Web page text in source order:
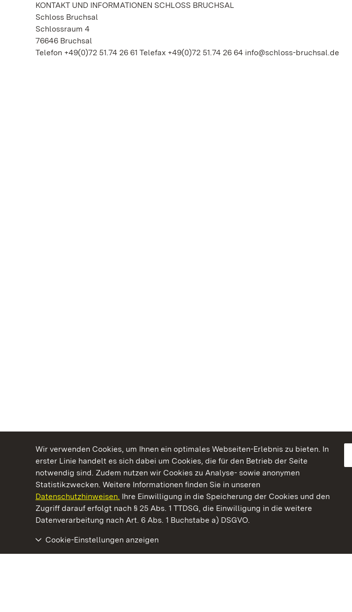
Wir verwenden Cookies, um Ihnen ein optimales Webseiten-Erlebnis zu bieten. In
erster Linie handelt es sich dabei um Cookies, die für den Betrieb der Seite
notwendig sind. Zudem nutzen wir Cookies zu Analyse- sowie anonymen
Statistikzwecken. Weitere Informationen finden Sie in unseren
Datenschutzhinweisen. Ihre Einwilligung in die Speicherung der Cookies und den
Zugriff darauf erfolgt nach § 25 Abs. 1 TTDSG, die Einwilligung in die weitere
Datenverarbeitung nach Art. 6 Abs. 1 Buchstabe a) DSGVO.
Cookie-Einstellungen anzeigen
KONTAKT UND INFORMATIONEN SCHLOSS BRUCHSAL
Schloss Bruchsal
Schlossraum 4
76646 Bruchsal
Telefon +49(0)72 51.74 26 61 Telefax +49(0)72 51.74 26 64 info@schloss-bruchsal.de
Kommen. Staunen. Genießen.